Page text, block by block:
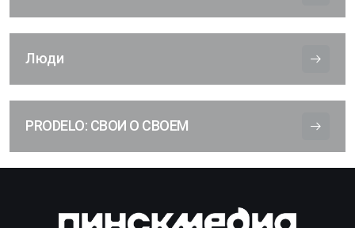
Люди
PRODELO: СВОИ О СВОЕМ